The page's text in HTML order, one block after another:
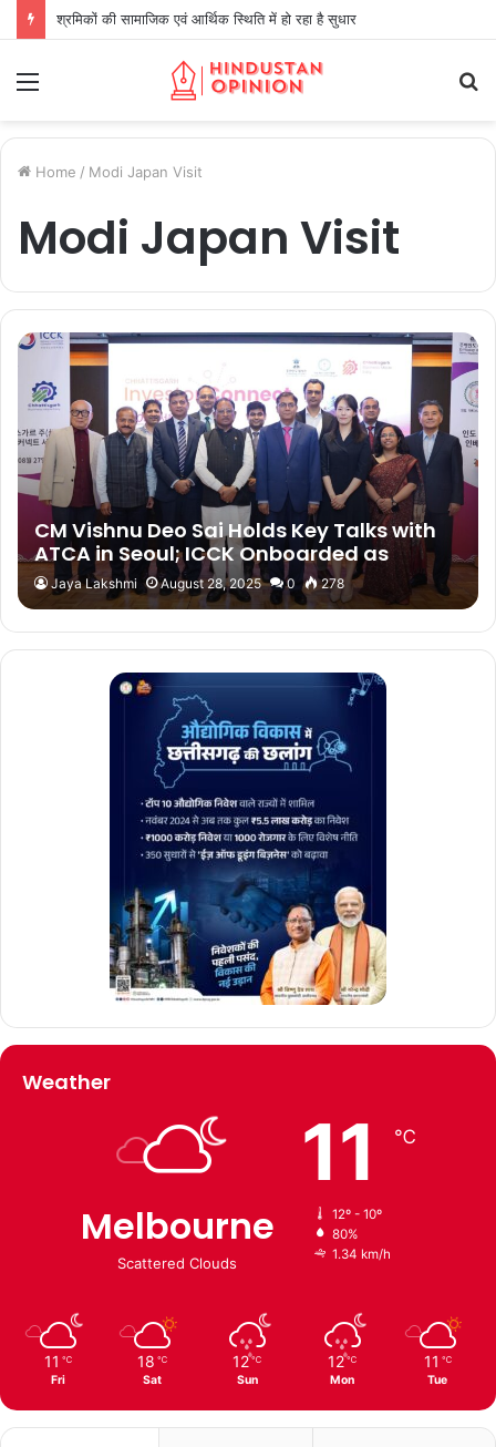
श्रमिकों की सामाजिक एवं आर्थिक स्थिति में हो रहा है सुधार
Home / Modi Japan Visit
Modi Japan Visit
CM Vishnu Deo Sai Holds Key Talks with
ATCA in Seoul; ICCK Onboarded as
Knowledge Partner
Jaya Lakshmi August 28, 2025 0 278
Weather
Melbourne
Scattered Clouds
11 ℃
12º - 10º
80%
1.34 km/h
11 ℃
Fri
18 ℃
Sat
12 ℃
Sun
12 ℃
Mon
11 ℃
Tue